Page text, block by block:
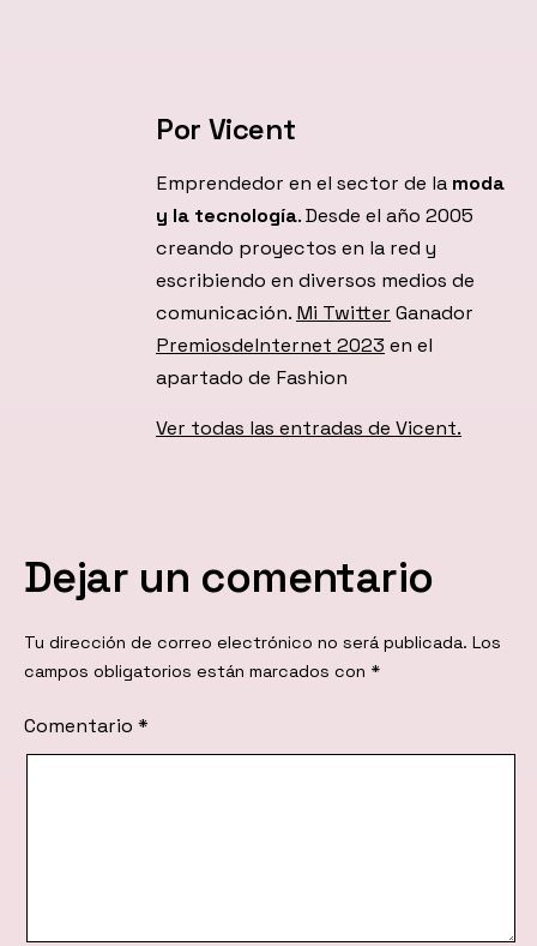
Por Vicent
Emprendedor en el sector de la moda
y la tecnología. Desde el año 2005
creando proyectos en la red y
escribiendo en diversos medios de
comunicación. Mi Twitter Ganador
PremiosdeInternet 2023 en el
apartado de Fashion
Ver todas las entradas de Vicent.
Dejar un comentario
Tu dirección de correo electrónico no será publicada. Los
campos obligatorios están marcados con *
Comentario *